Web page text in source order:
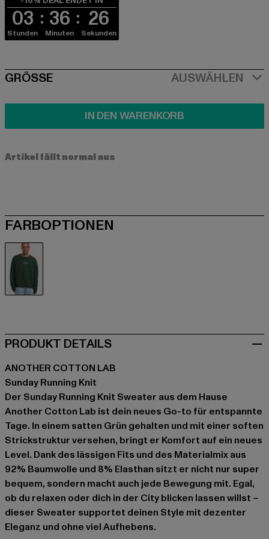
03
Stunden
36
Minuten
26
Sekunden
SIZE
GRÖSSE AUSWÄHLEN
IN DEN WARENKORB
Artikel fällt normal aus
FARBOPTIONEN
PRODUKT DETAILS
ANOTHER COTTON LAB
Sunday Running Knit
Der Sunday Running Knit Sweater aus dem Hause
Another Cotton Lab ist dein neues Go-to für entspannte
Tage. In einem satten Grün gehalten und mit einer soften
Strickstruktur versehen, bringt er Komfort auf ein neues
Level. Dank des lässigen Fits und des Materialmix aus
92% Baumwolle und 8% Elasthan sitzt er nicht nur super
bequem, sondern macht auch jede Bewegung mit. Egal,
ob du relaxen oder dich in der City blicken lassen willst –
dieser Sweater supportet deinen Style mit dezenter
Eleganz und ohne viel Aufhebens.